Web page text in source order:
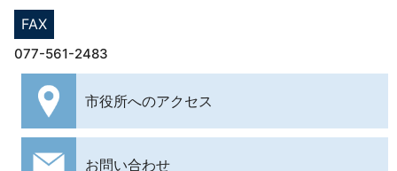
FAX
077-561-2483
市役所へのアクセス
お問い合わせ